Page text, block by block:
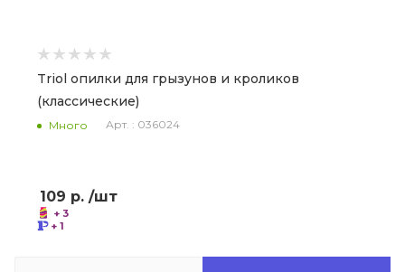
Triol опилки для грызунов и кроликов
(классические)
Много Арт. : 036024
109 р. /шт
+ 3
+ 1